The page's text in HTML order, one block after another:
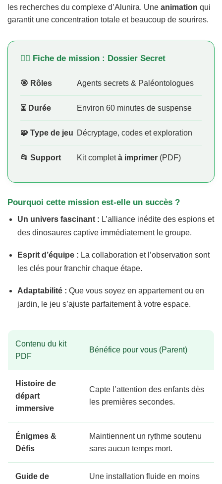
les recherches du complexe d’Alunira. Une animation qui
garantit une concentration totale et beaucoup de sourires.
🕵️‍♂️ Fiche de mission : Dossier Secret
🎯 Rôles Agents secrets & Paléontologues
⏳ Durée Environ 60 minutes de suspense
🧩 Type de jeu Décryptage, codes et exploration
📂 Support Kit completà imprimer (PDF)
Pourquoi cette mission est-elle un succès ?
Un univers fascinant : L’alliance inédite des espions et
des dinosaures captive immédiatement le groupe.
Esprit d’équipe : La collaboration et l’observation sont
les clés pour franchir chaque étape.
Adaptabilité : Que vous soyez en appartement ou en
jardin, le jeu s’ajuste parfaitement à votre espace.
Contenu du kit
PDF
Bénéfice pour vous (Parent)
Histoire de
départ
immersive
Capte l’attention des enfants dès
les premières secondes.
Énigmes &
Défis
Maintiennent un rythme soutenu
sans aucun temps mort.
Guide de
Une installation fluide en moins